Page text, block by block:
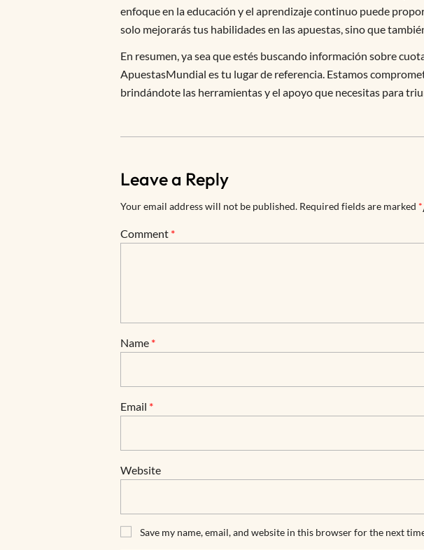
enfoque en la educación y el aprendizaje continuo puede
solo mejorarás tus habilidades en las apuestas, sino que
En resumen, ya sea que estés buscando información sobre
ApuestasMundial es tu lugar de referencia. Estamos
brindándote las herramientas y el apoyo que necesitas para
Leave a Reply
Your email address will not be published. Required fields are marked *
Comment *
Name *
Email *
Website
Save my name, email, and website in this browser for the next